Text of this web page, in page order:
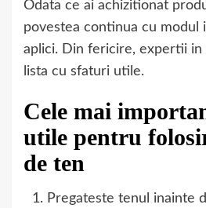
Odata ce ai achizitionat
povestea continua cu modul
aplici. Din fericire, expertii in
lista cu sfaturi utile.
Cele mai
utile pentru
de ten
Pregateste tenul inainte